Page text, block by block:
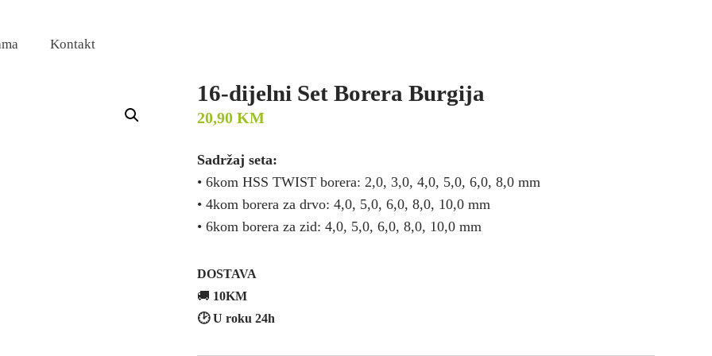
Kontakt
16-dijelni Set Borera Burgija
20,90 KM
Sadržaj seta:
• 6kom HSS TWIST borera: 2,0, 3,0, 4,0, 5,0, 6,0, 8,0 mm
• 4kom borera za drvo: 4,0, 5,0, 6,0, 8,0, 10,0 mm
• 6kom borera za zid: 4,0, 5,0, 6,0, 8,0, 10,0 mm
DOSTAVA
🚚 10KM
🕑 U roku 24h